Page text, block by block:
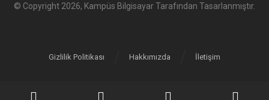
© Copyright 2026, Kampüs BilgisayarTarafından Tasarlanmıştır.
İletişim
Hakkımızda
Gizlilik Politikası